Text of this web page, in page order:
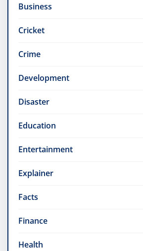
Business
Cricket
Crime
Development
Disaster
Education
Entertainment
Explainer
Facts
Finance
Health